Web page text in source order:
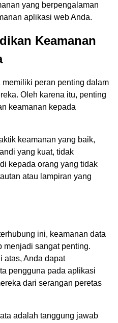
yang berpengalaman
aplikasi web Anda.
Keamanan
peran penting dalam
Oleh karena itu, penting
keamanan kepada
keamanan yang baik,
yang kuat, tidak
kepada orang yang tidak
atau lampiran yang
ini, keamanan data
menjadi sangat penting.
atas, Anda dapat
pengguna pada aplikasi
dari serangan peretas
adalah tanggung jawab